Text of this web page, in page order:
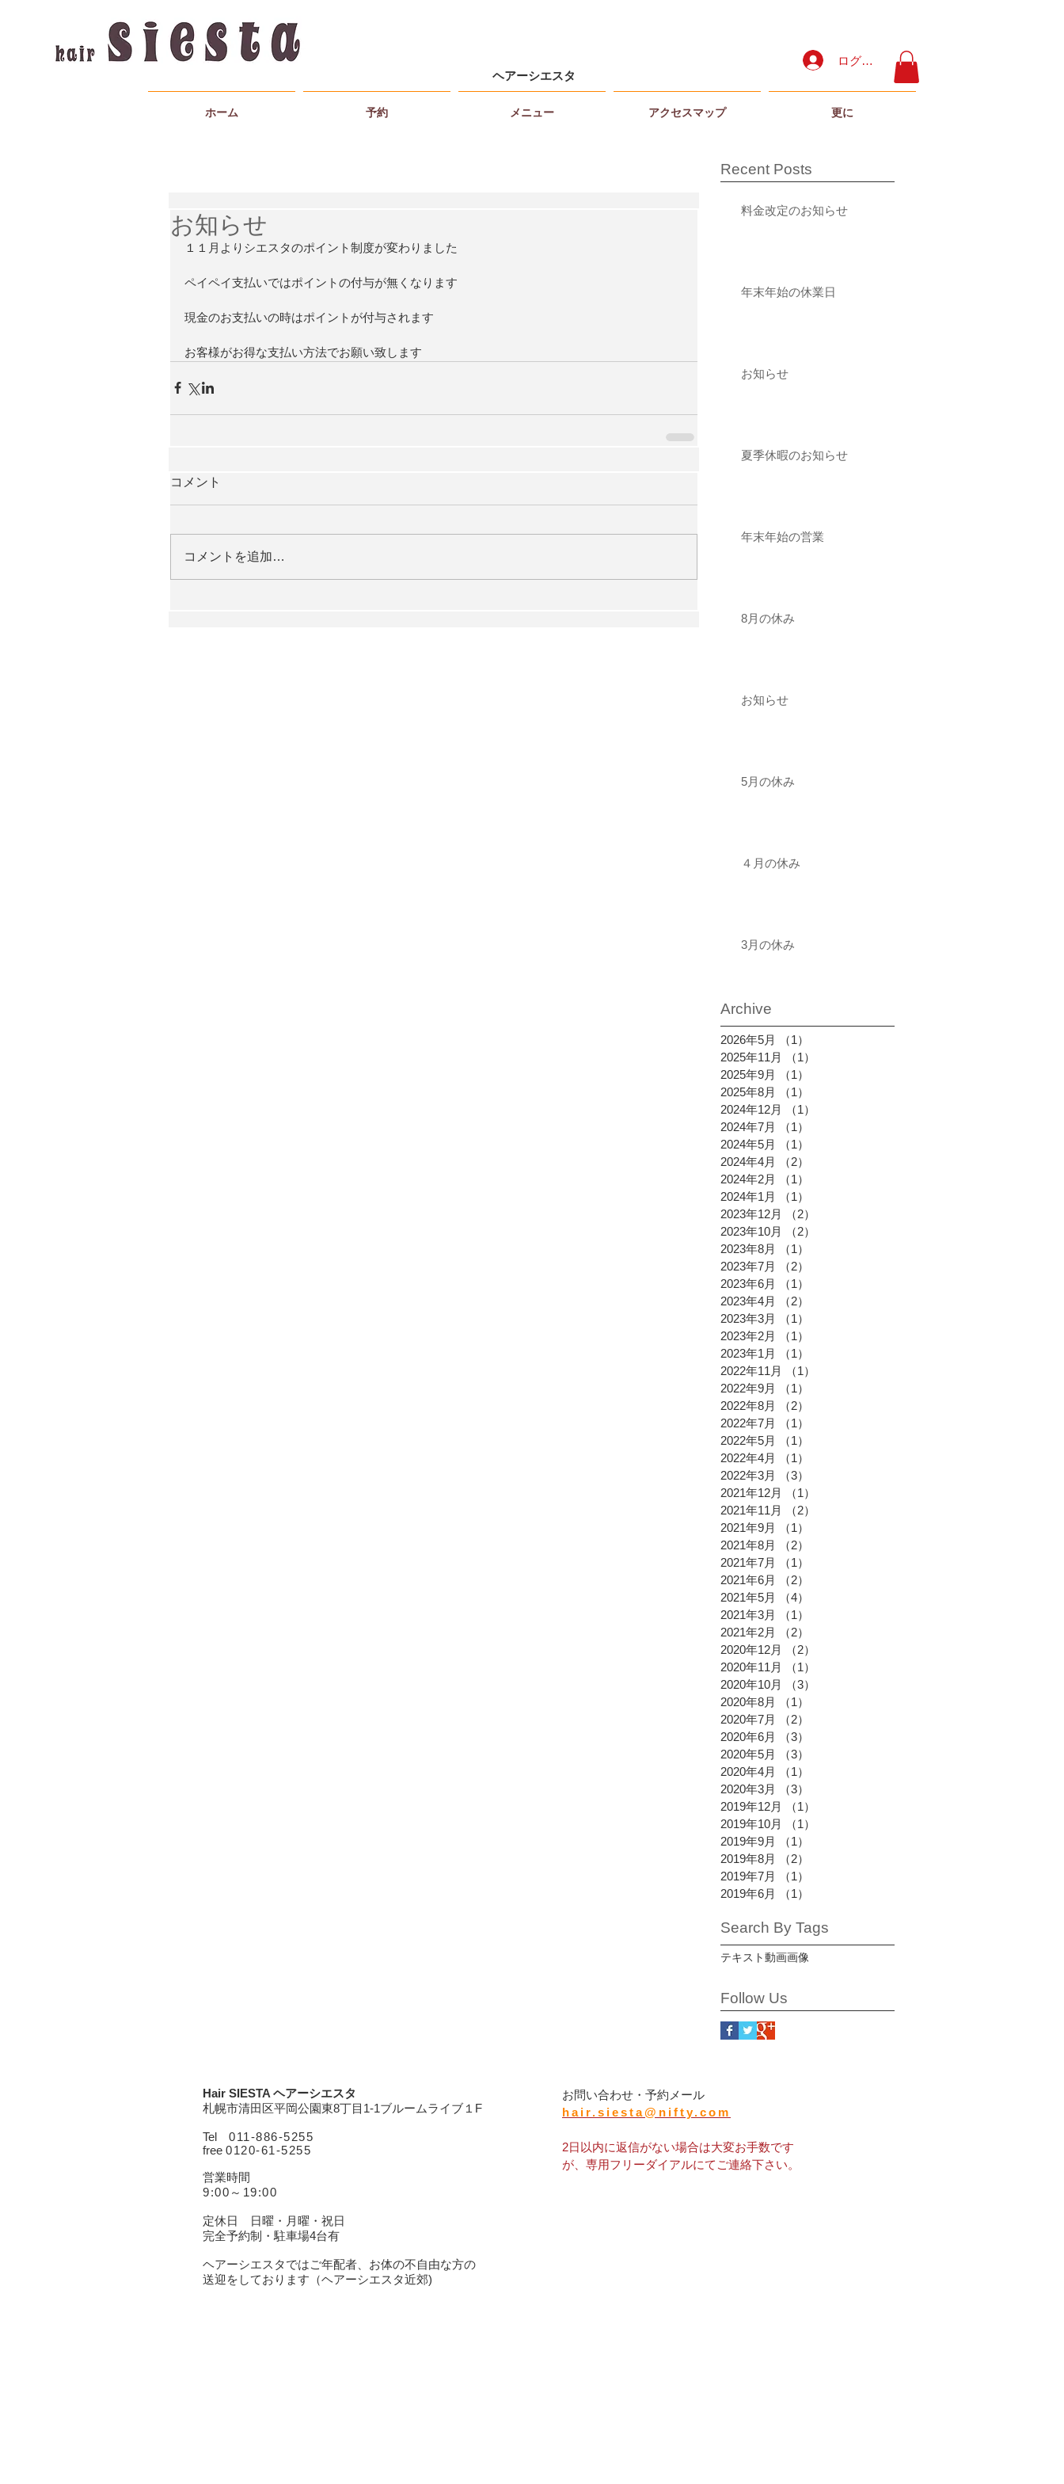
ヘアーシエスタ
ログイン
ホーム 予約 メニュー アクセスマップ 更に
Recent Posts
お知らせ
１１月よりシエスタのポイント制度が変わりました
ペイペイ支払いではポイントの付与が無くなります
現金のお支払いの時はポイントが付与されます
お客様がお得な支払い方法でお願い致します
コメント
コメントを追加…
料金改定のお知らせ
年末年始の休業日
お知らせ
夏季休暇のお知らせ
年末年始の営業
8月の休み
お知らせ
5月の休み
４月の休み
3月の休み
Archive
2026年5月 （1）
2025年11月
（1）
2025年9月
（1）
2025年8月
（1）
2024年12月
（1）
2024年7月
（1）
2024年5月
（1）
2024年4月
（2）
2024年2月
（1）
2024年1月
（1）
2023年12月
（2）
2023年10月
（2）
2023年8月
（1）
2023年7月
（2）
2023年6月
（1）
2023年4月
（2）
2023年3月
（1）
2023年2月
（1）
2023年1月
（1）
2022年11月
（1）
2022年9月
（1）
2022年8月
（2）
2022年7月
（1）
2022年5月
（1）
2022年4月
（1）
2022年3月
（3）
2021年12月
（1）
2021年11月
（2）
2021年9月
（1）
2021年8月
（2）
2021年7月
（1）
2021年6月
（2）
2021年5月
（4）
2021年3月
（1）
2021年2月
（2）
2020年12月
（2）
2020年11月
（1）
2020年10月
（3）
2020年8月
（1）
2020年7月
（2）
2020年6月
（3）
2020年5月
（3）
2020年4月
（1）
2020年3月
（3）
2019年12月
（1）
2019年10月
（1）
2019年9月
（1）
2019年8月
（2）
2019年7月
（1）
2019年6月
（1）
Search By Tags
テキスト動画画像
Follow Us
Hair SIESTA ヘアーシエスタ
札幌市清田区平岡公園東8丁目1-1ブルームライブ１F
Tel 011-886-5255
free 0120-61-5255
営業時間
9:00～19:00
定休日 日曜・月曜・祝日
完全予約制・駐車場4台有
ヘアーシエスタではご年配者、お体の不自由な方の
送迎をしております（ヘアーシエスタ近郊)
お問い合わせ・予約メール
hair.siesta@nifty.com
2日以内に返信がない場合は大変お手数です
が、専用フリーダイアルにてご連絡下さい。